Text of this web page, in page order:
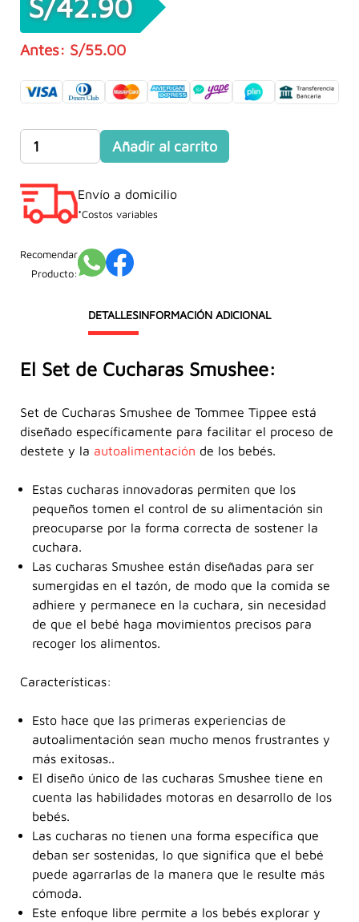
S/55.00
precio
original
era:
S/55.00.
precio
actual
es:
S/42.90.
Set
de
Smushee
x2
Añadir al carrito
Envío a domicilio
*Costos variables
Recomendar
Producto:
DETALLESINFORMACIÓN ADICIONAL
El Set de Cucharas Smushee:
Set de Cucharas Smushee de Tommee Tippee está
diseñado específicamente para facilitar el proceso de
destete y la autoalimentación de los bebés.
Estas cucharas innovadoras permiten que los
pequeños tomen el control de su alimentación sin
preocuparse por la forma correcta de sostener la
cuchara.
Las cucharas Smushee están diseñadas para ser
sumergidas en el tazón, de modo que la comida se
adhiere y permanece en la cuchara, sin necesidad
de que el bebé haga movimientos precisos para
recoger los alimentos.
Características:
Esto hace que las primeras experiencias de
autoalimentación sean mucho menos frustrantes y
más exitosas..
El diseño único de las cucharas Smushee tiene en
cuenta las habilidades motoras en desarrollo de los
bebés.
Las cucharas no tienen una forma específica que
deban ser sostenidas, lo que significa que el bebé
puede agarrarlas de la manera que le resulte más
cómoda.
Este enfoque libre permite a los bebés explorar y